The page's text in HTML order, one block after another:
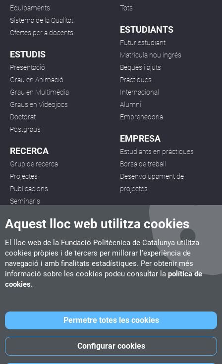
Aquest lloc web utilitza cookies
El lloc web de la Fundació Politècnica de Catalunya utilitza
cookies pròpies i de tercers per millorar l'experiència de
navegació i amb finalitats estadístiques. Per obtenir més
informació sobre les cookies podeu consultar la política de
cookies.
Configurar cookies
Permetre totes les cookies
Equipaments
Sistema de la Qualitat
Ofertes per a docents
ESTUDIS
Presentació
Grau en Animació
Grau en Multimèdia
Graus en Videojocs
Doctorat
Postgraus
RECERCA
Grup de recerca
Projectes
Publicacions
Seminaris
Tots
ESTUDIANTS
Futur estudiant
Matrícula nou ingrés
Beques i ajuts
Pràctiques
Internacional
Alumni
Emprenedoria
EMPRESA
Estudiants en pràctiques
Borsa de treball
Desenvolupament de
projectes
CITM
C/ de la Igualtat, 33, 08222 Terrassa
UPC School
©Fundació Politècnica de Catalunya-Avís legal-Política de